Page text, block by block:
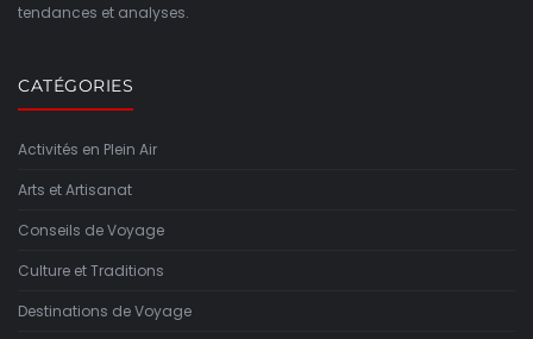
tendances et analyses.
CATÉGORIES
Activités en Plein Air
Arts et Artisanat
Conseils de Voyage
Culture et Traditions
Destinations de Voyage